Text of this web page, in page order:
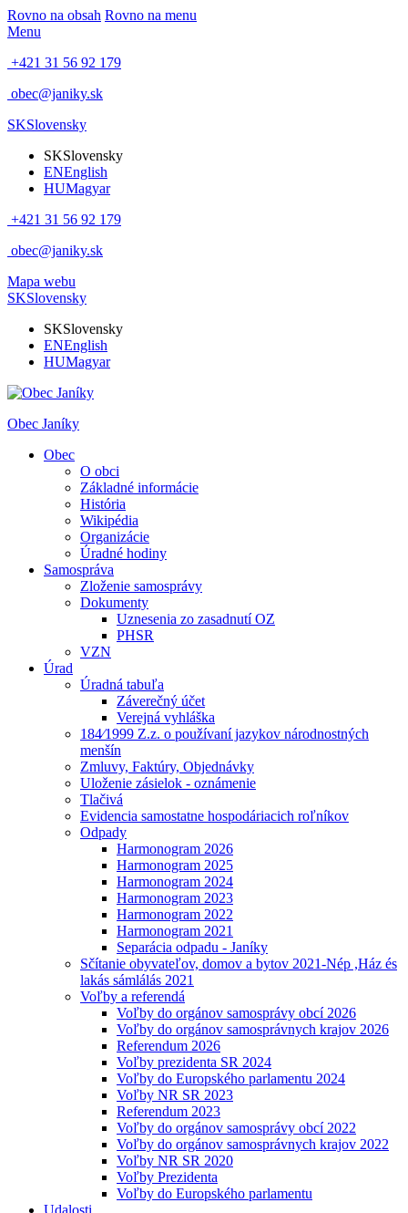
Rovno na obsah Rovno na menu
Menu
+421 31 56 92 179
obec@janiky.sk
SKSlovensky
SKSlovensky
ENEnglish
HUMagyar
+421 31 56 92 179
obec@janiky.sk
Mapa webu
SKSlovensky
SKSlovensky
ENEnglish
HUMagyar
Obec Janíky
Obec
O obci
Základné informácie
História
Wikipédia
Organizácie
Úradné hodiny
Samospráva
Zloženie samosprávy
Dokumenty
Uznesenia zo zasadnutí OZ
PHSR
VZN
Úrad
Úradná tabuľa
Záverečný účet
Verejná vyhláška
184⁄1999 Z.z. o používaní jazykov národnostných
menšín
Zmluvy, Faktúry, Objednávky
Uloženie zásielok - oznámenie
Tlačivá
Evidencia samostatne hospodáriacich roľníkov
Odpady
Harmonogram 2026
Harmonogram 2025
Harmonogram 2024
Harmonogram 2023
Harmonogram 2022
Harmonogram 2021
Separácia odpadu - Janíky
Sčítanie obyvateľov, domov a bytov 2021-Nép ,Ház és
lakás sámlálás 2021
Voľby a referendá
Voľby do orgánov samosprávy obcí 2026
Voľby do orgánov samosprávnych krajov 2026
Referendum 2026
Voľby prezidenta SR 2024
Voľby do Europského parlamentu 2024
Voľby NR SR 2023
Referendum 2023
Voľby do orgánov samosprávy obcí 2022
Voľby do orgánov samosprávnych krajov 2022
Voľby NR SR 2020
Voľby Prezidenta
Voľby do Europského parlamentu
Udalosti